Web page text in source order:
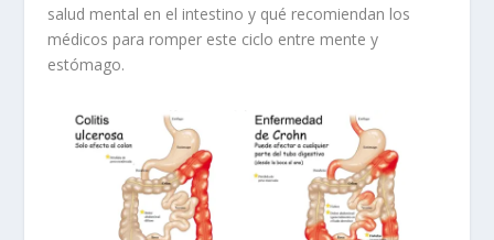
salud mental en el intestino y qué recomiendan los
médicos para romper este ciclo entre mente y
estómago.